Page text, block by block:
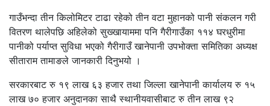
गाउँभन्दा तीन किलोमिटर टाढा रहेको तीन वटा मुहानको पानी संकलन गरी
वितरण थालेपछि अहिलेको सुख्खायाममा पनि गैरीगाउँका ११४ घरधुरीमा
पानीको पर्याप्त सुविधा भएको गैरीगाउँ खानेपानी उपभोक्ता समितिका अध्यक्ष
सीताराम तामाङले जानकारी दिनुभयो ।
सरकारबाट रु १९ लाख ६३ हजार तथा जिल्ला खानेपानी कार्यालय रु १५
लाख ७० हजार अनुदानका साथै स्थानीयवासीबाट रु तीन लाख ९२